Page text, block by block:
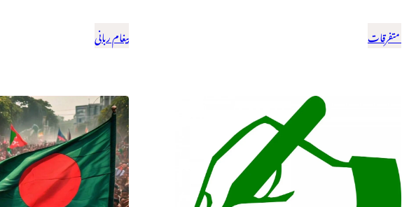
متفرقات پیغام ربانی